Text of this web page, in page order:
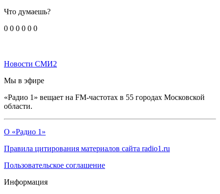
Что думаешь?
0 0 0 0 0 0
Новости СМИ2
Мы в эфире
«Радио 1» вещает на FM-частотах в 55 городах Московской
области.
О «Радио 1»
Правила цитирования материалов сайта radio1.ru
Пользовательское соглашение
Информация